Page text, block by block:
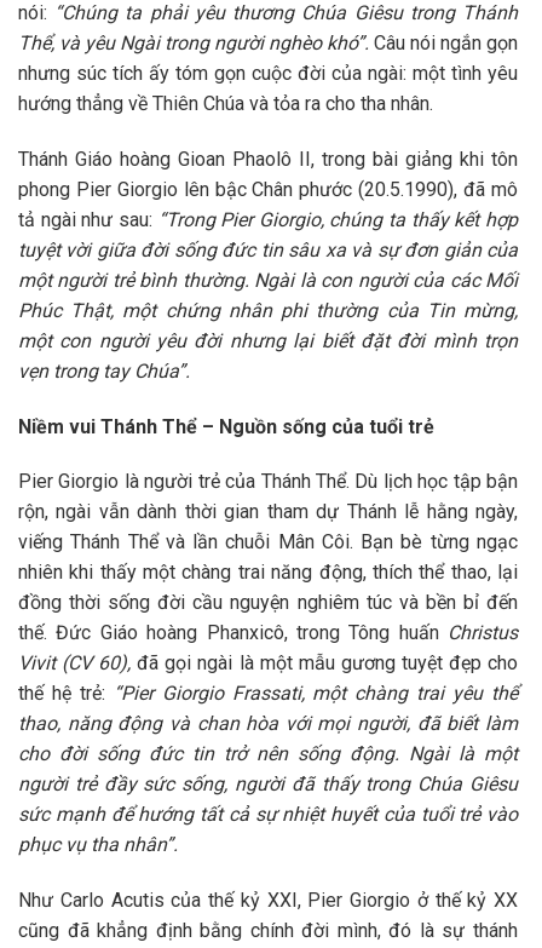
nói: “Chúng ta phải yêu thương Chúa Giêsu trong Thánh
Thể, và yêu Ngài trong người nghèo khó”. Câu nói ngắn gọn
nhưng súc tích ấy tóm gọn cuộc đời của ngài: một tình yêu
hướng thẳng về Thiên Chúa và tỏa ra cho tha nhân.
Thánh Giáo hoàng Gioan Phaolô II, trong bài giảng khi tôn
phong Pier Giorgio lên bậc Chân phước (20.5.1990), đã mô
tả ngài như sau: “Trong Pier Giorgio, chúng ta thấy kết hợp
tuyệt vời giữa đời sống đức tin sâu xa và sự đơn giản của
một người trẻ bình thường. Ngài là con người của các Mối
Phúc Thật, một chứng nhân phi thường của Tin mừng,
một con người yêu đời nhưng lại biết đặt đời mình trọn
vẹn trong tay Chúa”.
Niềm vui Thánh Thể – Nguồn sống của tuổi trẻ
Pier Giorgio là người trẻ của Thánh Thể. Dù lịch học tập bận
rộn, ngài vẫn dành thời gian tham dự Thánh lễ hằng ngày,
viếng Thánh Thể và lần chuỗi Mân Côi. Bạn bè từng ngạc
nhiên khi thấy một chàng trai năng động, thích thể thao, lại
đồng thời sống đời cầu nguyện nghiêm túc và bền bỉ đến
thế. Đức Giáo hoàng Phanxicô, trong Tông huấn Christus
Vivit (CV 60), đã gọi ngài là một mẫu gương tuyệt đẹp cho
thế hệ trẻ: “Pier Giorgio Frassati, một chàng trai yêu thể
thao, năng động và chan hòa với mọi người, đã biết làm
cho đời sống đức tin trở nên sống động. Ngài là một
người trẻ đầy sức sống, người đã thấy trong Chúa Giêsu
sức mạnh để hướng tất cả sự nhiệt huyết của tuổi trẻ vào
phục vụ tha nhân”.
Như Carlo Acutis của thế kỷ XXI, Pier Giorgio ở thế kỷ XX
cũng đã khẳng định bằng chính đời mình, đó là sự thánh